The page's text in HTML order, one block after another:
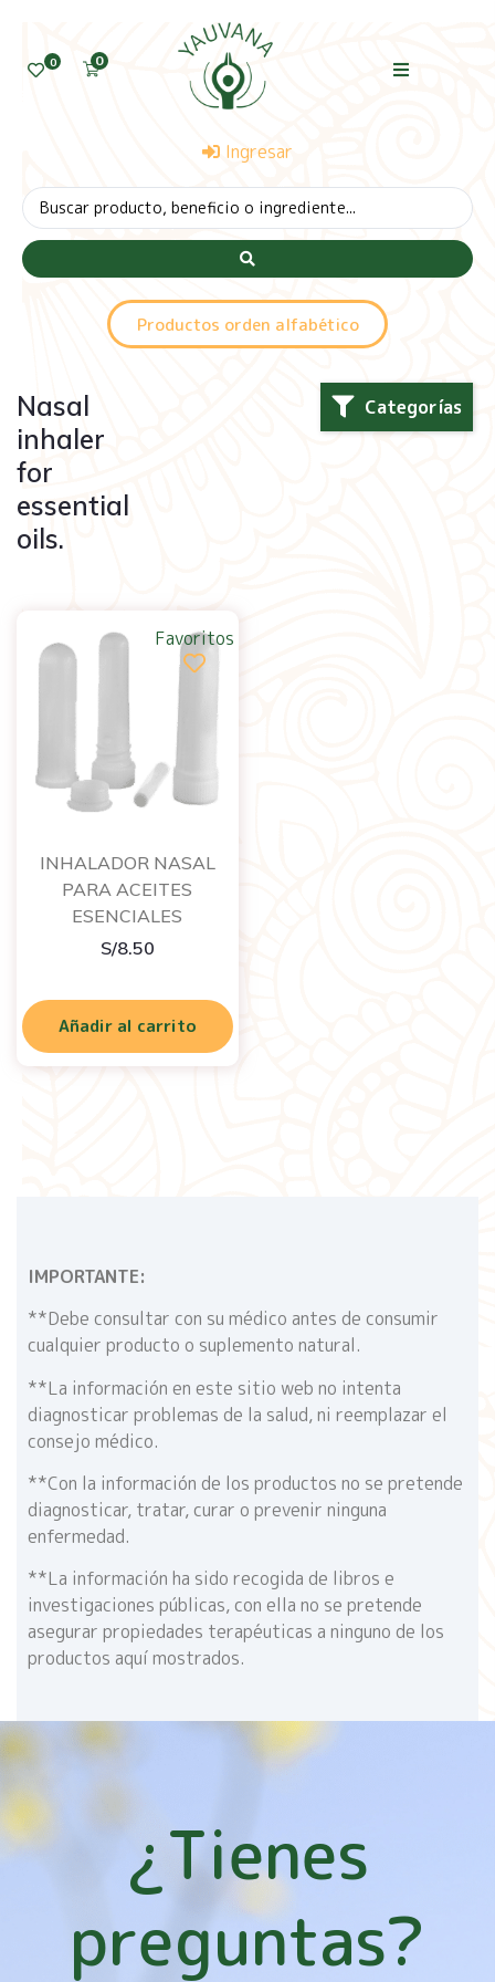
0 0
Ingresar
Productos orden alfabético
Categorías
Nasal
inhaler
for
essential
oils.
INHALADOR NASAL
PARA ACEITES
ESENCIALES
S/8.50
Añadir al carrito
Favoritos
IMPORTANTE:
**Debe consultar con su médico antes de consumir
cualquier producto o suplemento natural.
**La información en este sitio web no intenta
diagnosticar problemas de la salud, ni reemplazar el
consejo médico.
**Con la información de los productos no se pretende
diagnosticar, tratar, curar o prevenir ninguna
enfermedad.
**La información ha sido recogida de libros e
investigaciones públicas, con ella no se pretende
asegurar propiedades terapéuticas a ninguno de los
productos aquí mostrados.
¿Tienes
preguntas?